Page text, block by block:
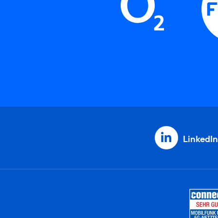
LinkedIn